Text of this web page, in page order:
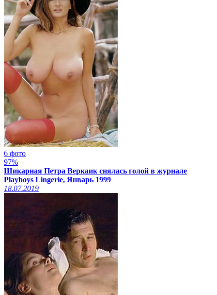
6 фото
97%
Шикарная Петра Веркаик снялась голой в журнале
Playboys Lingerie, Январь 1999
18.07.2019